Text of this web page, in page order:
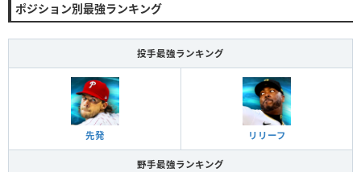
ポジション別最強ランキング
投手最強ランキング
先発 リリーフ
野手最強ランキング